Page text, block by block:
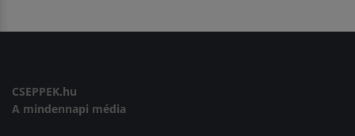
CSEPPEK.hu
A mindennapi média